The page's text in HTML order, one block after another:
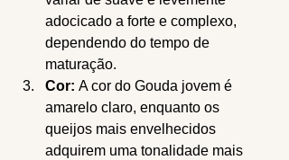
adocicado a forte e complexo,
dependendo do tempo de
maturação.
Cor: A cor do Gouda jovem é
amarelo claro, enquanto os
queijos mais envelhecidos
adquirem uma tonalidade mais